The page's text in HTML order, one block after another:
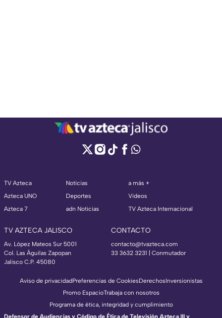
TV Azteca
Azteca UNO
Azteca 7
Noticias
Deportes
adn Noticias
a más +
Videos
TV Azteca Internacional
TV AZTECA JALISCO
Av. López Mateos Sur 5001
Col. Las Águilas Zapopan
Jalisco C.P. 45080
CONTACTO
contacto@tvazteca.com
33 3632 3231 | Conmutador
Aviso de privacidadPreferencias de CookiesDerechosInversionistas
Promo EspacioTrabaja con nosotros
Programa de ética, integridad y cumplimiento
Defensor de Audiencias y Código de Ética de Televisión Azteca III y